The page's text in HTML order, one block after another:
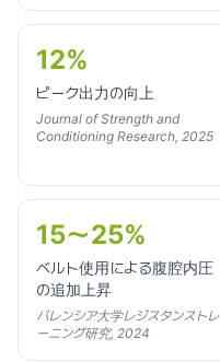
12%
ピーク出力の向上
Journal of Strength and
Conditioning Research, 2025
15〜25%
ベルト使用による腹腔内圧
の追加上昇
バレンシア大学レジスタンストレ
ーニング研究, 2024